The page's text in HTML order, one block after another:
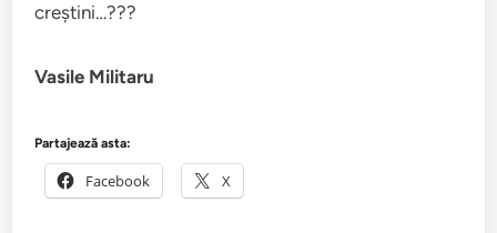
creștini…???
Vasile Militaru
Partajează asta:
Facebook X